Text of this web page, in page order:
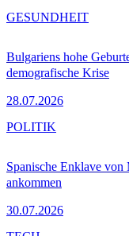
Bulgariens hohe
demografische Krise
28.07.2026
GESUNDHEIT
Spanische Enklave von
ankommen
30.07.2026
POLITIK